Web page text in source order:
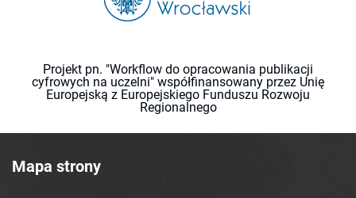
Projekt pn. "Workflow do opracowania publikacji
cyfrowych na uczelni" współfinansowany przez Unię
Europejską z Europejskiego Funduszu Rozwoju
Regionalnego
Mapa strony